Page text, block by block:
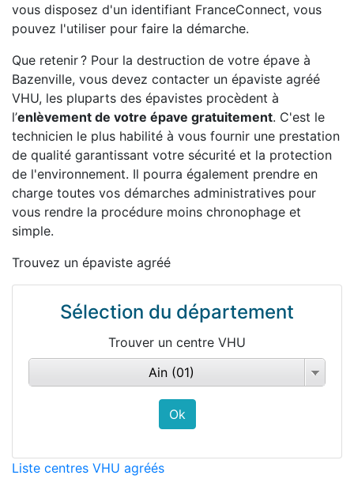
vous disposez d'un identifiant FranceConnect, vous
pouvez l'utiliser pour faire la démarche.
Que retenir ? Pour la destruction de votre épave à
Bazenville, vous devez contacter un épaviste agréé
VHU, les pluparts des épavistes procèdent à
l’enlèvement de votre épave gratuitement. C'est le
technicien le plus habilité à vous fournir une prestation
de qualité garantissant votre sécurité et la protection
de l'environnement. Il pourra également prendre en
charge toutes vos démarches administratives pour
vous rendre la procédure moins chronophage et
simple.
Trouvez un épaviste agréé
Sélection du département
Trouver un centre VHU
Ain (01)
Liste centres VHU agréés